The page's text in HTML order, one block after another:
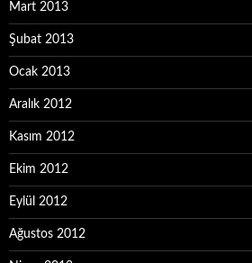
Mart 2013
Şubat 2013
Ocak 2013
Aralık 2012
Kasım 2012
Ekim 2012
Eylül 2012
Ağustos 2012